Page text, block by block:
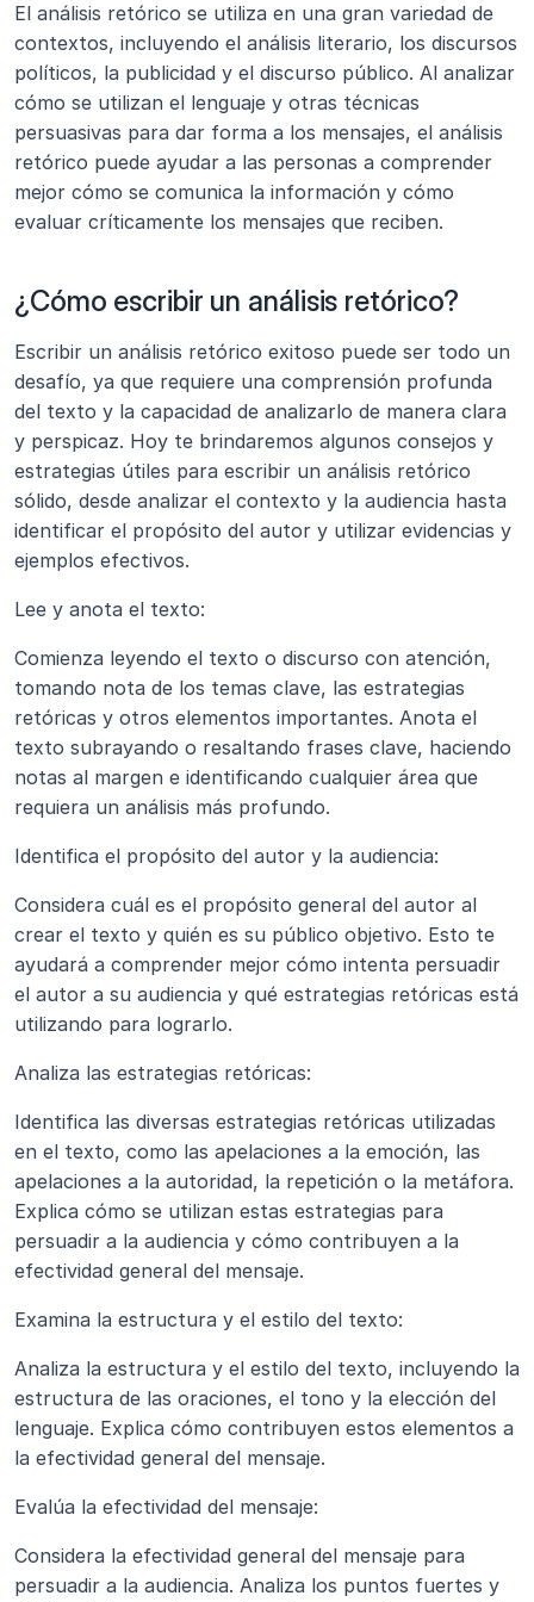
El análisis retórico se utiliza en una gran variedad de
contextos, incluyendo el análisis literario, los discursos
políticos, la publicidad y el discurso público. Al analizar
cómo se utilizan el lenguaje y otras técnicas
persuasivas para dar forma a los mensajes, el análisis
retórico puede ayudar a las personas a comprender
mejor cómo se comunica la información y cómo
evaluar críticamente los mensajes que reciben.
¿Cómo escribir un análisis retórico?
Escribir un análisis retórico exitoso puede ser todo un
desafío, ya que requiere una comprensión profunda
del texto y la capacidad de analizarlo de manera clara
y perspicaz. Hoy te brindaremos algunos consejos y
estrategias útiles para escribir un análisis retórico
sólido, desde analizar el contexto y la audiencia hasta
identificar el propósito del autor y utilizar evidencias y
ejemplos efectivos.
Lee y anota el texto:
Comienza leyendo el texto o discurso con atención,
tomando nota de los temas clave, las estrategias
retóricas y otros elementos importantes. Anota el
texto subrayando o resaltando frases clave, haciendo
notas al margen e identificando cualquier área que
requiera un análisis más profundo.
Identifica el propósito del autor y la audiencia:
Considera cuál es el propósito general del autor al
crear el texto y quién es su público objetivo. Esto te
ayudará a comprender mejor cómo intenta persuadir
el autor a su audiencia y qué estrategias retóricas está
utilizando para lograrlo.
Analiza las estrategias retóricas:
Identifica las diversas estrategias retóricas utilizadas
en el texto, como las apelaciones a la emoción, las
apelaciones a la autoridad, la repetición o la metáfora.
Explica cómo se utilizan estas estrategias para
persuadir a la audiencia y cómo contribuyen a la
efectividad general del mensaje.
Examina la estructura y el estilo del texto:
Analiza la estructura y el estilo del texto, incluyendo la
estructura de las oraciones, el tono y la elección del
lenguaje. Explica cómo contribuyen estos elementos a
la efectividad general del mensaje.
Evalúa la efectividad del mensaje:
Considera la efectividad general del mensaje para
persuadir a la audiencia. Analiza los puntos fuertes y